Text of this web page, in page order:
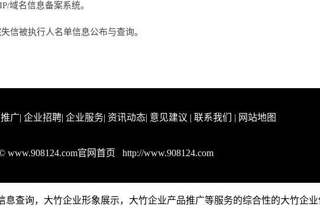
域名信息备案系统。
信被执行人名单信息公布与查询。
广| 企业招聘| 企业服务| 资讯动态| 意见建议 | 联系我们 | 网站地图
www.908124.com官网首页 http://www.908124.com
息查询，大竹企业形象展示，大竹企业产品推广等服务的综合性的大竹企业